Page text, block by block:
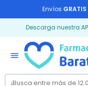
Envíos GRATIS
Descarga nuestra
menu